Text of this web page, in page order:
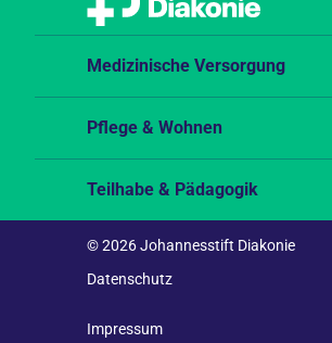
Medizinische Versorgung
Pflege & Wohnen
Teilhabe & Pädagogik
© 2026 Johannesstift Diakonie
Datenschutz
Impressum